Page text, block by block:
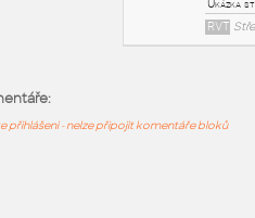
přihlášeni - nelze připojit komentáře bloků